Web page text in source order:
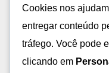
Sites para
Malwares
21 DE JULHO
MONTEIRO
Cookies nos
entregar conteúdo
tráfego. Você pode
clicando em